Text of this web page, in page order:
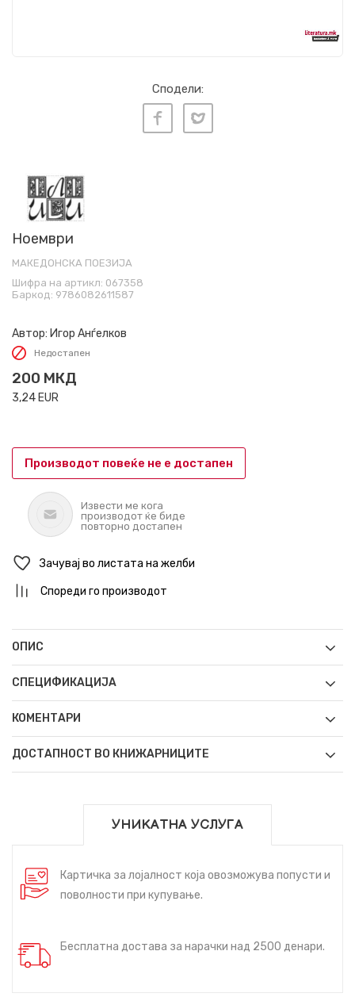
Сподели:
Ноември
МАКЕДОНСКА ПОЕЗИЈА
Шифра на артикл: 067358
Баркод: 9786082611587
Автор: Игор Анѓелков
Недостапен
200 МКД
3,24EUR
Производот повеќе не е достапен
Извести ме кога
производот ќе биде
повторно достапен
Зачувај во листата на желби
Спореди го производот
ОПИС
СПЕЦИФИКАЦИЈА
КОМЕНТАРИ
ДОСТАПНОСТ ВО КНИЖАРНИЦИТЕ
УНИКАТНА УСЛУГА
Картичка за лојалност која овозможува попусти и
поволности при купување.
Бесплатна достава за нарачки над 2500 денари.